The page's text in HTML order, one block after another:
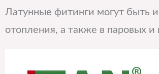
Латунные фитинги могут быть
отопления, а также в паровых и